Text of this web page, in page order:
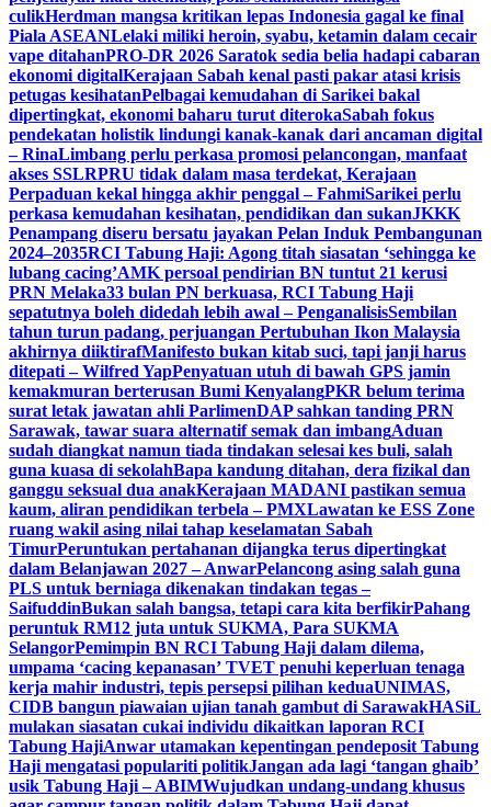
culikHerdman mangsa kritikan lepas Indonesia gagal ke final
Piala ASEANLelaki miliki heroin, syabu, ketamin dalam cecair
vape ditahanPRO-DR 2026 Saratok sedia belia hadapi cabaran
ekonomi digitalKerajaan Sabah kenal pasti pakar atasi krisis
petugas kesihatanPelbagai kemudahan di Sarikei bakal
dipertingkat, ekonomi baharu turut diterokaSabah fokus
pendekatan holistik lindungi kanak-kanak dari ancaman digital
– RinaLimbang perlu perkasa promosi pelancongan, manfaat
akses SSLRPRU tidak dalam masa terdekat, Kerajaan
Perpaduan kekal hingga akhir penggal – FahmiSarikei perlu
perkasa kemudahan kesihatan, pendidikan dan sukanJKKK
Penampang diseru bersatu jayakan Pelan Induk Pembangunan
2024–2035RCI Tabung Haji: Agong titah siasatan ‘sehingga ke
lubang cacing’AMK persoal pendirian BN tuntut 21 kerusi
PRN Melaka33 bulan PN berkuasa, RCI Tabung Haji
sepatutnya boleh didedah lebih awal – PenganalisisSembilan
tahun turun padang, perjuangan Pertubuhan Ikon Malaysia
akhirnya diiktirafManifesto bukan kitab suci, tapi janji harus
ditepati – Wilfred YapPenyatuan utuh di bawah GPS jamin
kemakmuran berterusan Bumi KenyalangPKR belum terima
surat letak jawatan ahli ParlimenDAP sahkan tanding PRN
Sarawak, tawar suara alternatif semak dan imbangAduan
sudah diangkat namun tiada tindakan selesai kes buli, salah
guna kuasa di sekolahBapa kandung ditahan, dera fizikal dan
ganggu seksual dua anakKerajaan MADANI pastikan semua
kaum, aliran pendidikan terbela – PMXLawatan ke ESS Zone
ruang wakil asing nilai tahap keselamatan Sabah
TimurPeruntukan pertahanan dijangka terus dipertingkat
dalam Belanjawan 2027 – AnwarPelancong asing salah guna
PLS untuk berniaga dikenakan tindakan tegas –
SaifuddinBukan salah bangsa, tetapi cara kita berfikirPahang
peruntuk RM12 juta untuk SUKMA, Para SUKMA
SelangorPemimpin BN RCI Tabung Haji dalam dilema,
umpama ‘cacing kepanasan’ TVET penuhi keperluan tenaga
kerja mahir industri, tepis persepsi pilihan keduaUNIMAS,
CIDB bangun piawaian ujian tanah gambut di SarawakHASiL
mulakan siasatan cukai individu dikaitkan laporan RCI
Tabung HajiAnwar utamakan kepentingan pendeposit Tabung
Haji mengatasi populariti politikJangan ada lagi ‘tangan ghaib’
usik Tabung Haji – ABIMWujudkan undang-undang khusus